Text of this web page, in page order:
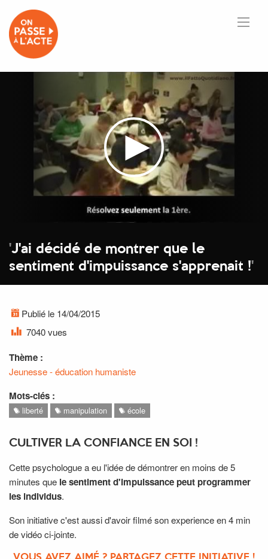
'J'ai décidé de montrer que le
sentiment d'impuissance s'apprenait !'
Publié le 14/04/2015
7040 vues
Thème :
Jeunesse - éducation humaniste
Mots-clés :
liberté manipulation école
CULTIVER LA CONFIANCE EN SOI !
Cette psychologue a eu l'idée de démontrer en moins de 5
minutes que le sentiment d'impuissance peut programmer
les individus.
Son initiative c'est aussi d'avoir filmé son experience en 4 min
de vidéo ci-jointe.